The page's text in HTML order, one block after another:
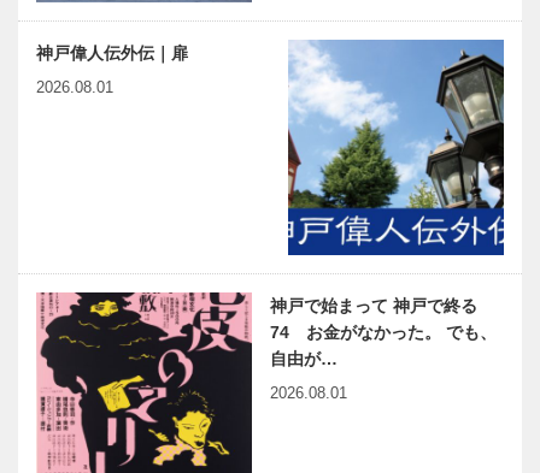
神戸偉人伝外伝｜扉
2026.08.01
神戸で始まって 神戸で終る
74 お金がなかった。 でも、
自由が…
2026.08.01